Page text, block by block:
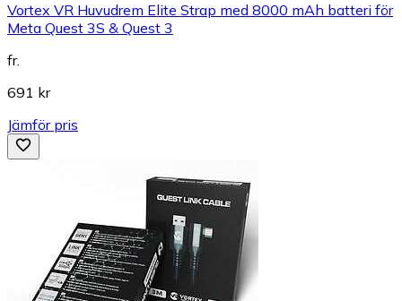
Vortex VR Huvudrem Elite Strap med 8000 mAh batteri för
Meta Quest 3S & Quest 3
fr.
691 kr
Jämför pris